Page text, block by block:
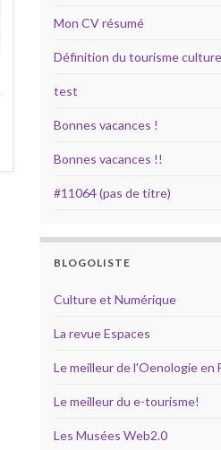
Mon CV résumé
Définition du tourisme
test
Bonnes vacances !
Bonnes vacances !!
#11064 (pas de titre)
BLOGOLISTE
Culture et Numérique
La revue Espaces
Le meilleur de l'Oenologie en
Le meilleur du e-tourisme!
Les Musées Web2.0